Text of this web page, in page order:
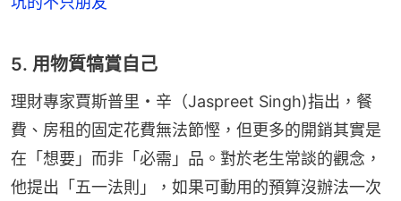
5. 用物質犒賞自己
理財專家賈斯普里・辛（Jaspreet Singh)指出，餐
費、房租的固定花費無法節慳，但更多的開銷其實是
在「想要」而非「必需」品。對於老生常談的觀念，
他提出「五一法則」，如果可動用的預算沒辦法一次